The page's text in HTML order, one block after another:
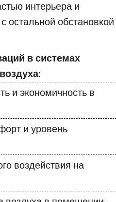
интерьера и
остальной обстановкой
в системах
и экономичность в
и уровень
воздействия на